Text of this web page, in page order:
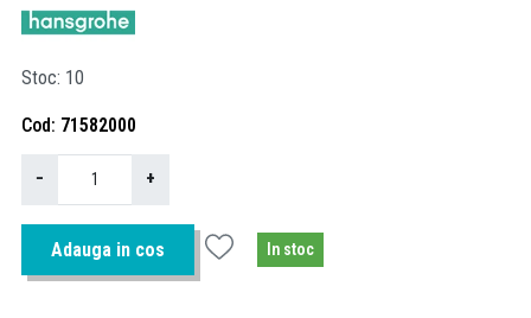
Stoc 10
Cod 71582000
− +
Adauga in cos In stoc